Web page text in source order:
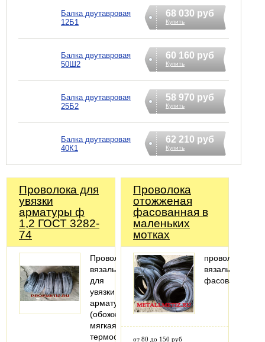
Балка двутавровая
12Б1
68 030 руб
Купить
Балка двутавровая
50Ш2
60 160 руб
Купить
Балка двутавровая
25Б2
58 970 руб
Купить
Балка двутавровая
40К1
62 210 руб
Купить
Проволока для
увязки
арматуры ф
1,2 ГОСТ 3282-
74
Проволока
вязальная
для
увязки
арматуры
(обожженая,
мягкая,
термообработанная)
Проволока
отожженая
фасованная в
маленьких
мотках
проволока
вязальная
фасованная
от 80 до 150 руб